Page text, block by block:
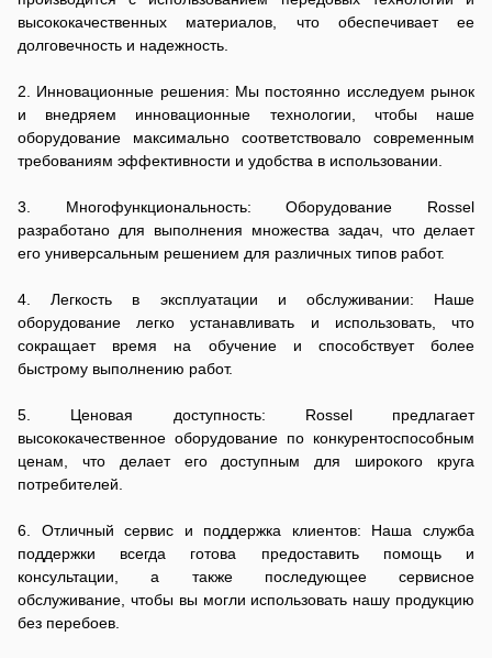
высококачественных материалов, что обеспечивает ее
долговечность и надежность.
2. Инновационные решения: Мы постоянно исследуем рынок
и внедряем инновационные технологии, чтобы наше
оборудование максимально соответствовало современным
требованиям эффективности и удобства в использовании.
3. Многофункциональность: Оборудование Rossel
разработано для выполнения множества задач, что делает
его универсальным решением для различных типов работ.
4. Легкость в эксплуатации и обслуживании: Наше
оборудование легко устанавливать и использовать, что
сокращает время на обучение и способствует более
быстрому выполнению работ.
5. Ценовая доступность: Rossel предлагает
высококачественное оборудование по конкурентоспособным
ценам, что делает его доступным для широкого круга
потребителей.
6. Отличный сервис и поддержка клиентов: Наша служба
поддержки всегда готова предоставить помощь и
консультации, а также последующее сервисное
обслуживание, чтобы вы могли использовать нашу продукцию
без перебоев.